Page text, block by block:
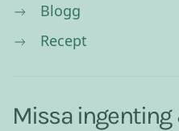
Blogg
Recept
Missa ingenting